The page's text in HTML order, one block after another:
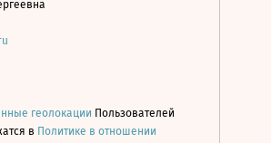
геолокации Пользователей
в Политике в отношении